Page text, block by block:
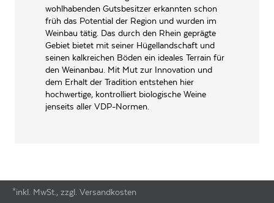
WEINTYPGESCHMACK Trocken
4260368275571
ARTIKELNUMMER 106313
wohlhabenden Gutsbesitzer erkannten schon
früh das Potential der Region und wurden im
Weinbau tätig. Das durch den Rhein geprägte
Gebiet bietet mit seiner Hügellandschaft und
seinen kalkreichen Böden ein ideales Terrain für
den Weinanbau. Mit Mut zur Innovation und
dem Erhalt der Tradition entstehen hier
hochwertige, kontrolliert biologische Weine
jenseits aller VDP-Normen.
*inkl. MwSt., zzgl. Versandkosten